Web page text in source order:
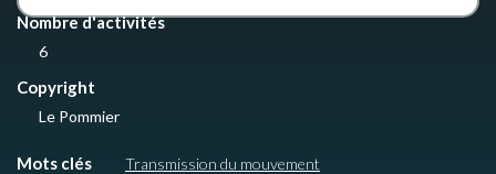
Nombre d'activités
6
Copyright
Le Pommier
Mots clés Transmission du mouvement